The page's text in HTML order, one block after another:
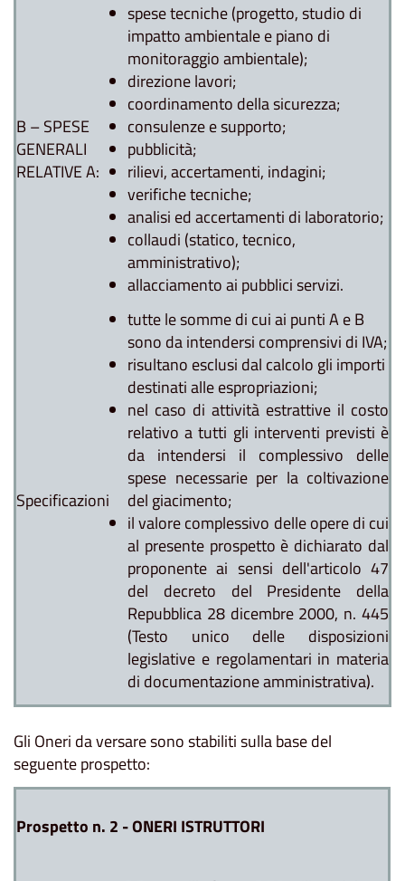
B – SPESE
GENERALI
RELATIVE A:
spese tecniche (progetto, studio di
impatto ambientale e piano di
monitoraggio ambientale);
direzione lavori;
coordinamento della sicurezza;
consulenze e supporto;
pubblicità;
rilievi, accertamenti, indagini;
verifiche tecniche;
analisi ed accertamenti di laboratorio;
collaudi (statico, tecnico,
amministrativo);
allacciamento ai pubblici servizi.
Specificazioni
tutte le somme di cui ai punti A e B
sono da intendersi comprensivi di IVA;
risultano esclusi dal calcolo gli importi
destinati alle espropriazioni;
nel caso di attività estrattive il costo
relativo a tutti gli interventi previsti è
da intendersi il complessivo delle
spese necessarie per la coltivazione
del giacimento;
il valore complessivo delle opere di cui
al presente prospetto è dichiarato dal
proponente ai sensi dell'articolo 47
del decreto del Presidente della
Repubblica 28 dicembre 2000, n. 445
(Testo unico delle disposizioni
legislative e regolamentari in materia
di documentazione amministrativa).
Gli Oneri da versare sono stabiliti sulla base del
seguente prospetto:
Prospetto n. 2 - ONERI ISTRUTTORI